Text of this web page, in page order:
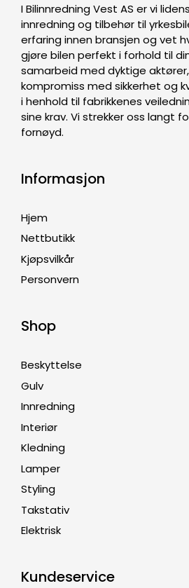
I Bilinnredning Vest AS er vi
innredning og tilbehør til
erfaring innen bransjen og vet
gjøre bilen perfekt i forhold til
samarbeid med dyktige
kompromiss med sikkerhet og
i henhold til fabrikkenes
sine krav. Vi strekker oss langt
fornøyd.
Informasjon
Hjem
Nettbutikk
Kjøpsvilkår
Personvern
Shop
Beskyttelse
Gulv
Innredning
Interiør
Kledning
Lamper
Styling
Takstativ
Elektrisk
Kundeservice